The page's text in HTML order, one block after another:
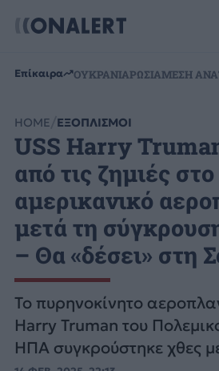
Επίκαιρα ΟΥΚΡΑΝΙΑΡΩΣΙΑΜΕΣΗ
HOME ΕΞΟΠΛΙΣΜΟΙ
USS Harry
από τις ζημιές στο
αμερικανικό
μετά τη
– Θα «δέσει» στη
Το πυρηνοκίνητο
Harry Truman του
ΗΠΑ συγκρούστηκε χθες